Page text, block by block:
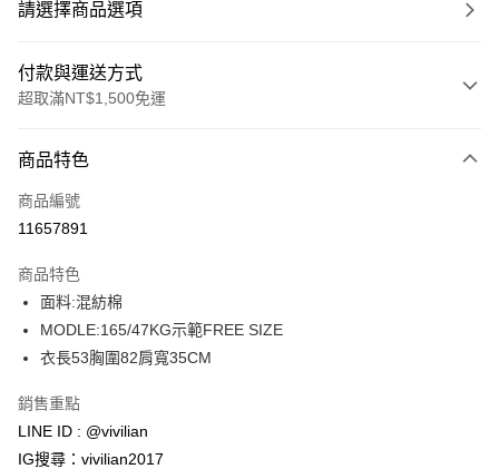
請選擇商品選項
付款與運送方式
超取滿NT$1,500免運
信用卡一次付款
信用卡分期付款
合作金庫商業銀行
華南商業銀行
上海商業儲蓄銀行
台北富邦商業銀行
國泰世華商業銀行
匯豐（台灣）商業銀行
聯邦商業銀行
元大商業銀行
超商取貨付款
LINE Pay
街口支付
悠遊付
商品特色
商品編號
11657891
商品特色
面料:混紡棉
MODLE:165/47KG示範FREE SIZE
衣長53胸圍82肩寬35CM
銷售重點
LINE ID : @vivilian
IG搜尋：vivilian2017